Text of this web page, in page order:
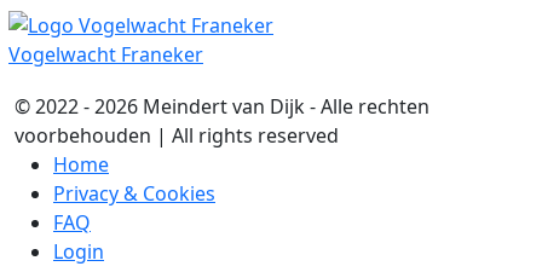
Vogelwacht Franeker
© 2022 - 2026 Meindert van Dijk - Alle rechten
voorbehouden | All rights reserved
Home
Privacy & Cookies
FAQ
Login